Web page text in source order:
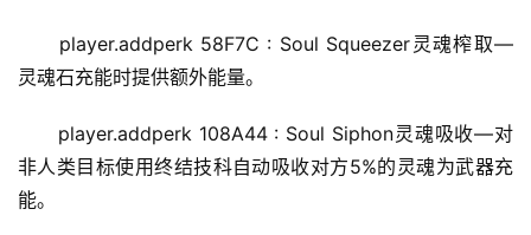
player.addperk 58F7C : Soul Squeezer灵魂榨取—
灵魂石充能时提供额外能量。
player.addperk 108A44 : Soul Siphon灵魂吸收—对
非人类目标使用终结技科自动吸收对方5%的灵魂为武器充
能。